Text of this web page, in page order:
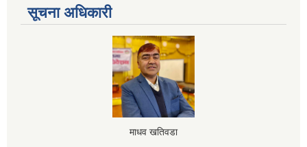
सूचना अधिकारी
माधव खतिवडा